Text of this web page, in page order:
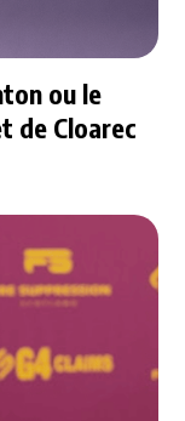
ou le
de Cloarec